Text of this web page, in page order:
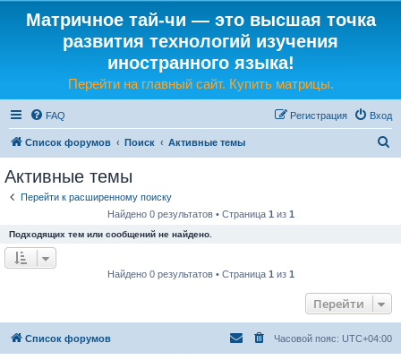
Матричное тай-чи — это высшая точка
развития технологий изучения
иностранного языка!
Перейти на главный сайт. Купить матрицы.
FAQ Вход
Регистрация
Список форумов Поиск Активные темы
Активные темы
Перейти к расширенному поиску
Найдено 0 результатов • Страница 1 из 1
Подходящих тем или сообщений не найдено.
Найдено 0 результатов • Страница 1 из 1
Перейти
Список форумов Часовой пояс: UTC+04:00